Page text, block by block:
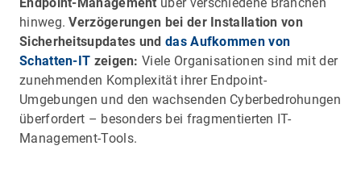
hinweg.Verzögerungen bei der Installation von
Sicherheitsupdates und das Aufkommen von
Schatten-IT zeigen: Viele Organisationen sind mit der
zunehmenden Komplexität ihrer Endpoint-
Umgebungen und den wachsenden Cyberbedrohungen
überfordert – besonders bei fragmentierten IT-
Management-Tools.